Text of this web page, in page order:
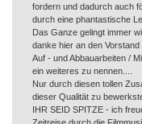
fordern und dadurch auch
durch eine phantastische
Das Ganze gelingt immer
danke hier an den
Auf - und Abbauarbeiten /
ein weiteres zu nennen....
Nur durch diesen tollen
dieser Qualität zu
IHR SEID SPITZE - ich